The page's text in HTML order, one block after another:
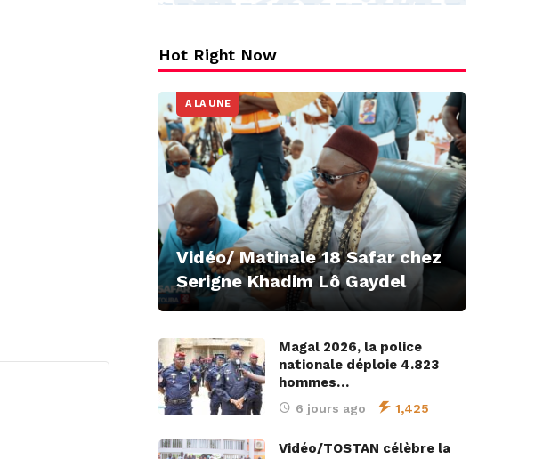
Hot Right Now
A LA UNE
Vidéo/ Matinale 18 Safar chez
Serigne Khadim Lô Gaydel
Magal 2026, la police
nationale déploie 4.823
hommes…
6 jours ago 1,425
Vidéo/TOSTAN célèbre la